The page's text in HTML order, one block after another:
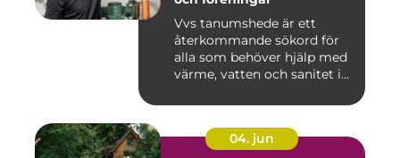
Vvs tanumshede är ett
återkommande sökord för
alla som behöver hjälp med
värme, vatten och sanitet i...
04. jun